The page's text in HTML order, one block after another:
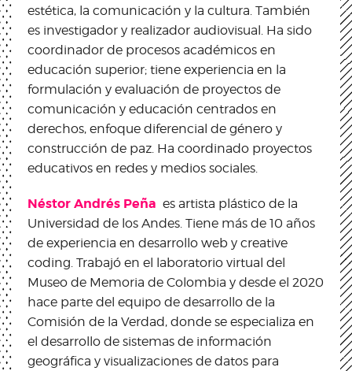
estética, la comunicación y la cultura. También
es investigador y realizador audiovisual. Ha sido
coordinador de procesos académicos en
educación superior; tiene experiencia en la
formulación y evaluación de proyectos de
comunicación y educación centrados en
derechos, enfoque diferencial de género y
construcción de paz. Ha coordinado proyectos
educativos en redes y medios sociales.
Néstor Andrés Peña es artista plástico de la
Universidad de los Andes. Tiene más de 10 años
de experiencia en desarrollo web y creative
coding. Trabajó en el laboratorio virtual del
Museo de Memoria de Colombia y desde el 2020
hace parte del equipo de desarrollo de la
Comisión de la Verdad, donde se especializa en
el desarrollo de sistemas de información
geográfica y visualizaciones de datos para